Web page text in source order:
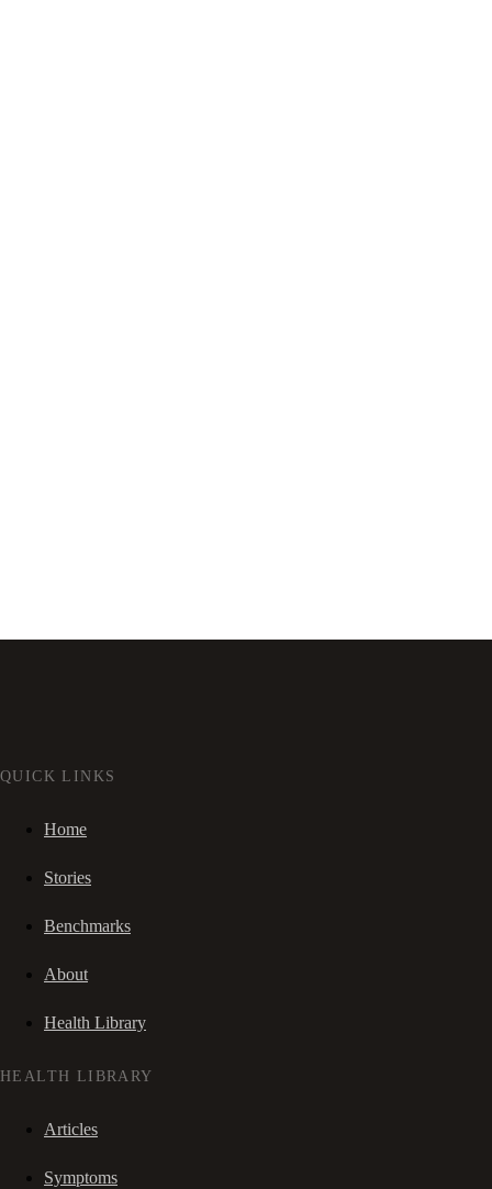
QUICK LINKS
Home
Stories
Benchmarks
About
Health Library
HEALTH LIBRARY
Articles
Symptoms